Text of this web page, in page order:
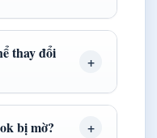
thay đổi
bị mờ?